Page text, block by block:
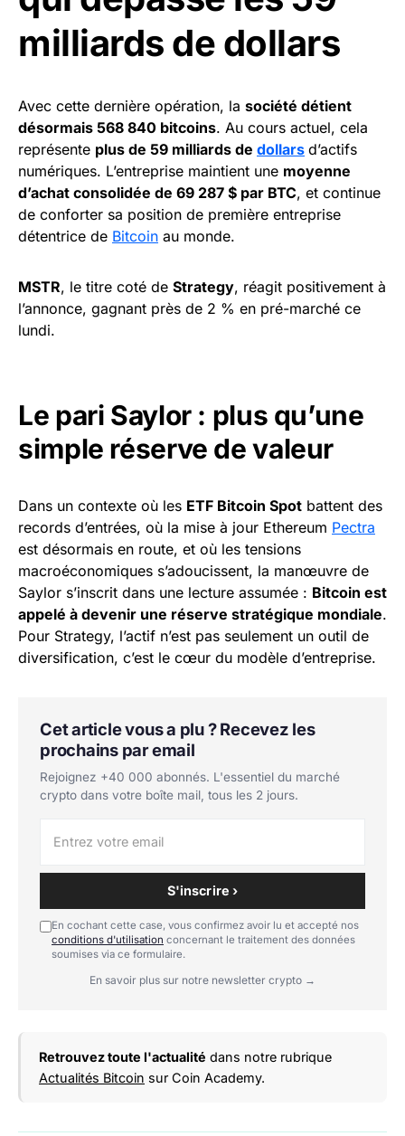
milliards de dollars
Avec cette dernière opération, la société détient
désormais 568 840 bitcoins. Au cours actuel, cela
représente plus de 59 milliards de dollars d’actifs
numériques. L’entreprise maintient une moyenne
d’achat consolidée de 69 287 $ par BTC, et continue
de conforter sa position de première entreprise
détentrice de Bitcoin au monde.
MSTR, le titre coté de Strategy, réagit positivement à
l’annonce, gagnant près de 2 % en pré-marché ce
lundi.
Le pari Saylor : plus qu’une
simple réserve de valeur
Dans un contexte où les ETF Bitcoin Spot battent des
records d’entrées, où la mise à jour Ethereum Pectra
est désormais en route, et où les tensions
macroéconomiques s’adoucissent, la manœuvre de
Saylor s’inscrit dans une lecture assumée : Bitcoin est
appelé à devenir une réserve stratégique mondiale.
Pour Strategy, l’actif n’est pas seulement un outil de
diversification, c’est le cœur du modèle d’entreprise.
Cet article vous a plu ? Recevez les
prochains par email
Rejoignez +40 000 abonnés. L'essentiel du marché
crypto dans votre boîte mail, tous les 2 jours.
S'inscrire ›
En cochant cette case, vous confirmez avoir lu et accepté nos
conditions d'utilisation concernant le traitement des données
soumises via ce formulaire.
En savoir plus sur notre newsletter crypto →
Retrouvez toute l'actualité dans notre rubrique
Actualités Bitcoin sur Coin Academy.